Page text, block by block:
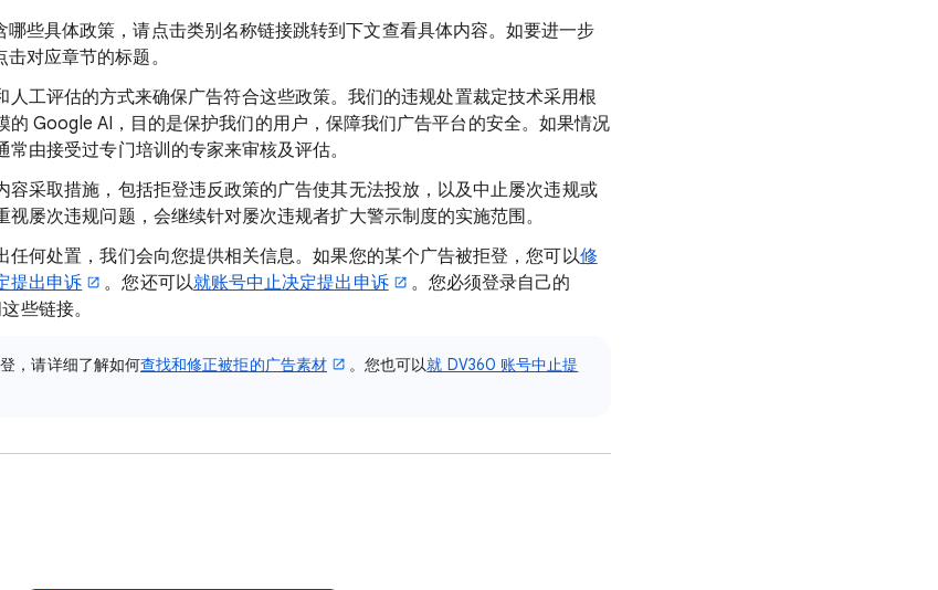
哪些具体政策，请点击类别名称链接跳转到下文查看具体内容。如要进一步
对应章节的标题。
人工评估的方式来确保广告符合这些政策。我们的违规处置裁定技术采用根
的 Google AI，目的是保护我们的用户，保障我们广告平台的安全。如果情况
由接受过专门培训的专家来审核及评估。
容采取措施，包括拒登违反政策的广告使其无法投放，以及中止屡次违规或
屡次违规问题，会继续针对屡次违规者扩大警示制度的实施范围。
任何处置，我们会向您提供相关信息。如果您的某个广告被拒登，您可以修
提出申诉
。您还可以就账号中止决定提出申诉
。您必须登录自己的
些链接。
，请详细了解如何查找和修正被拒的广告素材 。您也可以就 DV360 账号中止提